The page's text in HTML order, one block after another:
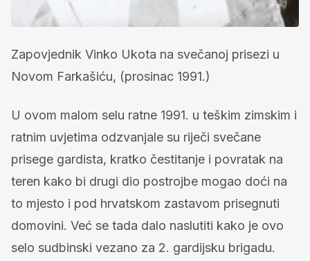
Zapovjednik Vinko Ukota na svečanoj prisezi u
Novom Farkašiću, (prosinac 1991.)
U ovom malom selu ratne 1991. u teškim zimskim i
ratnim uvjetima odzvanjale su riječi svečane
prisege gardista, kratko čestitanje i povratak na
teren kako bi drugi dio postrojbe mogao doći na
to mjesto i pod hrvatskom zastavom prisegnuti
domovini. Već se tada dalo naslutiti kako je ovo
selo sudbinski vezano za 2. gardijsku brigadu.